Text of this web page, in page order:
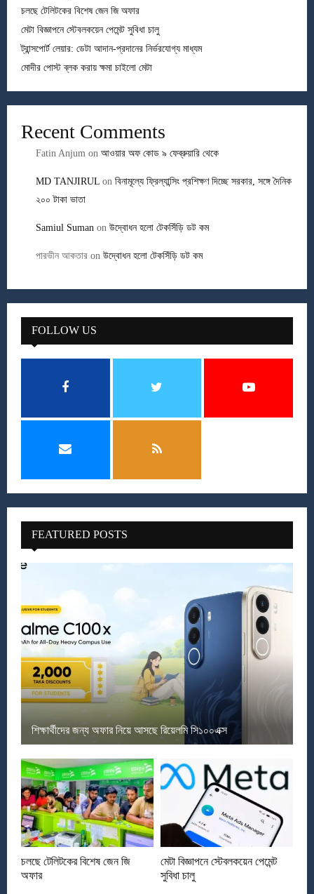
চলছে টেলিটকের বিশেষ জেন জি অফার
মেটা বিজ্ঞাপনে স্টেবলকয়েন পেমেন্ট সুবিধা চালু
ট্রান্সপোর্ট লেয়ার: ডেটা আদান-প্রদানের নির্ভরযোগ্য মাধ্যম
মোদীর পোস্ট ব্লক করায় ক্ষমা চাইলো মেটা
Recent Comments
Fatin Anjum on আওয়ার অফ কোড ৯ ফেব্রুয়ারি থেকে
MD TANJIRUL on বিনামূল্যে ফ্রিল্যান্সিং প্রশিক্ষণ দিচ্ছে সরকার, সঙ্গে দৈনিক
২০০ টাকা ভাতা
Samiul Suman on উদ্বোধন হলো টেকসিঁড়ি ডট কম
পারভীন আকতার on উদ্বোধন হলো টেকসিঁড়ি ডট কম
FOLLOW US
FEATURED POSTS
শিক্ষার্থীদের জন্য অফার নিয়ে আসছে রিয়েলমি সি১০০এক্স
চলছে টেলিটকের বিশেষ জেন জি
অফার
মেটা বিজ্ঞাপনে স্টেবলকয়েন পেমেন্ট
সুবিধা চালু